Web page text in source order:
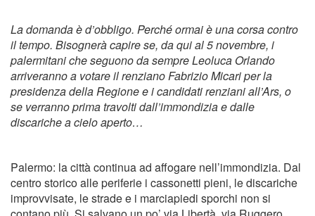
La domanda è d’obbligo. Perché ormai è una corsa contro
il tempo. Bisognerà capire se, da qui al 5 novembre, i
palermitani che seguono da sempre Leoluca Orlando
arriveranno a votare il renziano Fabrizio Micari per la
presidenza della Regione e i candidati renziani all’Ars, o
se verranno prima travolti dall’immondizia e dalle
discariche a cielo aperto…
Palermo: la città continua ad affogare nell’immondizia. Dal
centro storico alle periferie i cassonetti pieni, le discariche
improvvisate, le strade e i marciapiedi sporchi non si